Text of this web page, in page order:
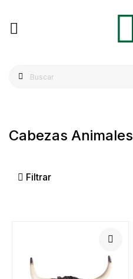
Cabezas Animales
Filtrar